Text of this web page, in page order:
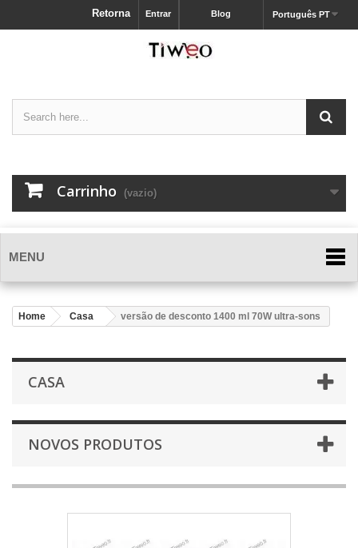
Português PT
Blog
Entrar
Retorna
Carrinho (vazio)
MENU
Home Casa versão de desconto 1400 ml 70W ultra-sons
CASA
NOVOS PRODUTOS